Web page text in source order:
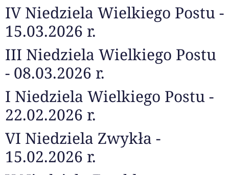
IV Niedziela Wielkiego Postu -
15.03.2026 r.
III Niedziela Wielkiego Postu
- 08.03.2026 r.
I Niedziela Wielkiego Postu -
22.02.2026 r.
VI Niedziela Zwykła -
15.02.2026 r.